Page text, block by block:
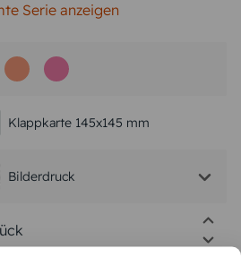
Serie anzeigen
Klappkarte 145x145 mm
Bilderdruck